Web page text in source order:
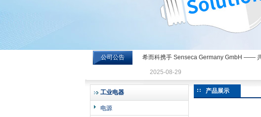
希而科工业控制设备有限公司
公司公告 希而科携手 Senseca Germany GmbH ——
2025-08-29
工业电器
电源
产品展示